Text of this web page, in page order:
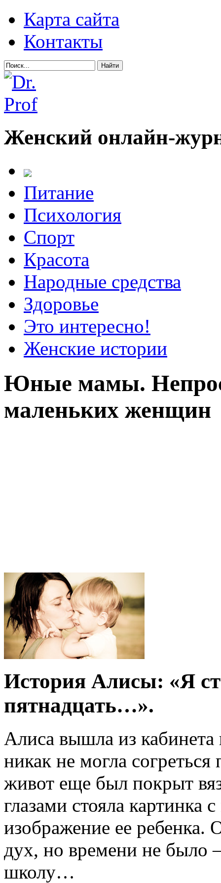
Карта сайта
Контакты
Женский онлайн-
Питание
Психология
Спорт
Красота
Народные средства
Здоровье
Это интересно!
Женские истории
Юные мамы.
маленьких женщин
История Алисы: «Я
пятнадцать…».
Алиса вышла из
никак не могла согреться
живот еще был покрыт
глазами стояла картинка
изображение ее ребенка.
дух, но времени не было
школу…